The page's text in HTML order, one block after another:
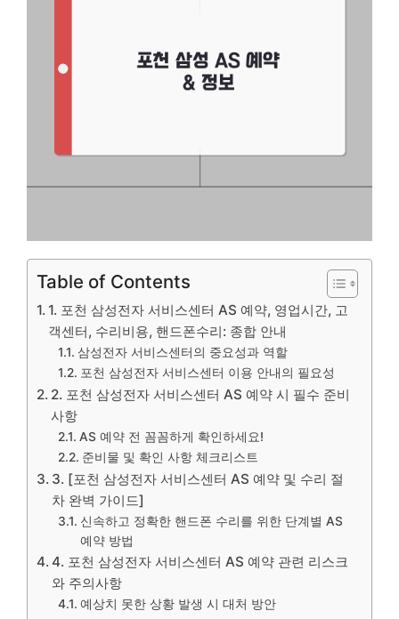
Table of Contents
1. 포천 삼성전자 서비스센터 AS 예약, 영업시간, 고
객센터, 수리비용, 핸드폰수리: 종합 안내
삼성전자 서비스센터의 중요성과 역할
포천 삼성전자 서비스센터 이용 안내의 필요성
2. 포천 삼성전자 서비스센터 AS 예약 시 필수 준비
사항
AS 예약 전 꼼꼼하게 확인하세요!
준비물 및 확인 사항 체크리스트
3. [포천 삼성전자 서비스센터 AS 예약 및 수리 절
차 완벽 가이드]
신속하고 정확한 핸드폰 수리를 위한 단계별 AS
예약 방법
4. 포천 삼성전자 서비스센터 AS 예약 관련 리스크
와 주의사항
예상치 못한 상황 발생 시 대처 방안